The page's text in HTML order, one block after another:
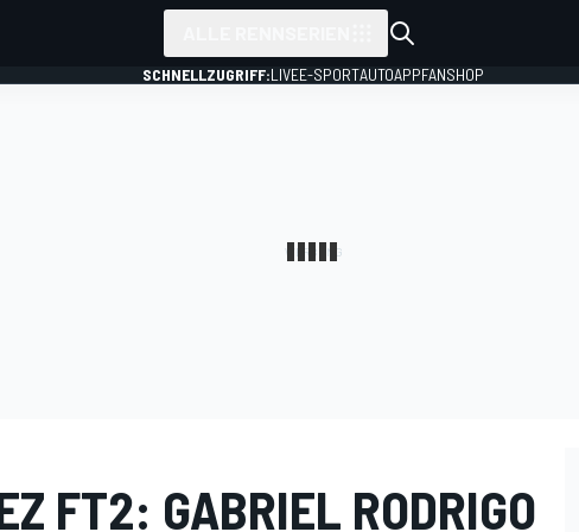
SCHNELLZUGRIFF:LIVEE-SPORTAUTOAPPFANSHOP
FT2: GABRIEL RODRIGO